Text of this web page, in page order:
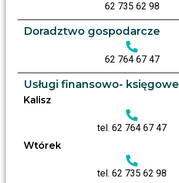
62 735 62 98
Doradztwo gospodarcze
62 764 67 47
Usługi finansowo- księgowe
Kalisz
tel. 62 764 67 47
Wtórek
tel. 62 735 62 98